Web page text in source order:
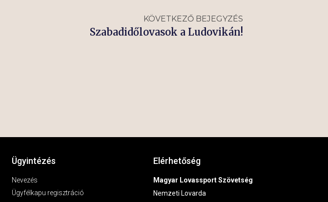
KÖVETKEZŐ BEJEGYZÉS
Szabadidőlovasok a Ludovikán!
Ügyintézés
Nevezés
Ügyfélkapu regisztráció
Elérhetőség
Magyar Lovassport Szövetség
Nemzeti Lovarda